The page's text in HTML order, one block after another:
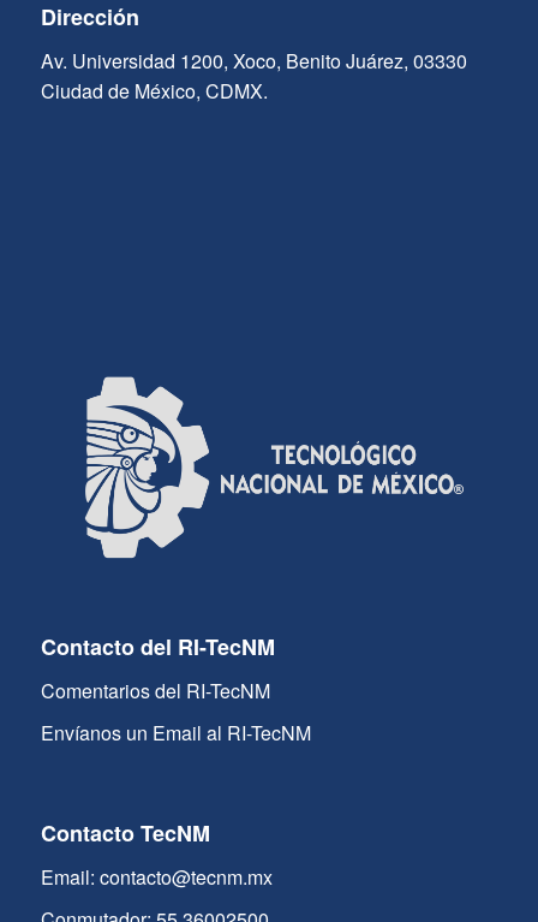
Dirección
Av. Universidad 1200, Xoco, Benito Juárez, 03330
Ciudad de México, CDMX.
Contacto del RI-TecNM
Comentarios del RI-TecNM
Envíanos un Email al RI-TecNM
Contacto TecNM
Email: contacto@tecnm.mx